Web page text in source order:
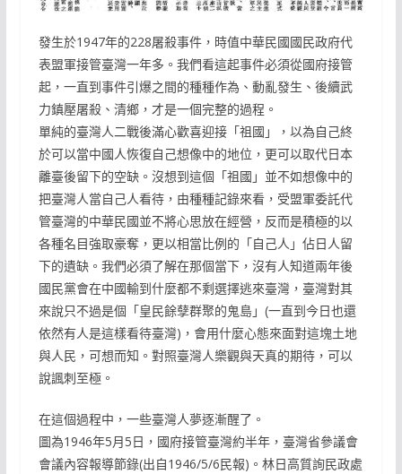
發生於1947年的228屠殺事件，時值中華民國國民政府代
表盟軍接管臺灣一年多。我們看這起事件必須從國府接管
起，一直到事件引爆之間的種種作為、動亂發生、後續武
力鎮壓屠殺、清鄉，才是一個完整的過程。
單純的臺灣人二戰後滿心歡喜迎接「祖國」，以為自己終
於可以當中國人恢復自己想像中的地位，更可以取代日本
離臺後留下的空缺。沒想到這個「祖國」並不如想像中的
把臺灣人當自己人看待，由種種記錄來看，受盟軍委託代
管臺灣的中華民國並不將心思放在經營，反而是積極的以
各種名目強取豪奪，更以相當比例的「自己人」佔日人留
下的遺缺。我們必須了解在那個當下，沒有人知道兩年後
國民黨會在中國輸到什麼都不剩選擇逃來臺灣，臺灣對其
來說只不過是個「皇民餘孽群聚的鬼島」(一直到今日也還
依然有人是這樣看待臺灣)，會用什麼心態來面對這塊土地
與人民，可想而知。對照臺灣人樂觀與天真的期待，可以
說諷刺至極。
在這個過程中，一些臺灣人夢逐漸醒了。
圖為1946年5月5日，國府接管臺灣約半年，臺灣省參議會
會議內容報導節錄(出自1946/5/6民報)。林日高質詢民政處